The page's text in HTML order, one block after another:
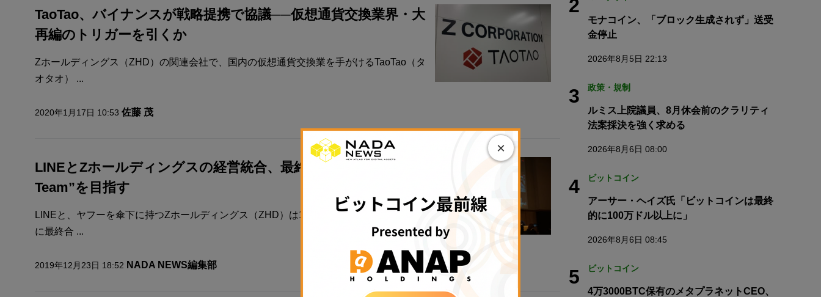
TaoTao、バイナンスが戦略提携で協議──仮想通貨交換業界・大
再編のトリガーを引くか
Zホールディングス（ZHD）の関連会社で、国内の仮想通貨交換業を手がけるTaoTao（タ
オタオ） ...
2020年1月17日 10:53 佐藤 茂
LINEとZホールディングスの経営統合、最終合意──“最強のOne
Team”を目指す
LINEと、ヤフーを傘下に持つZホールディングス（ZHD）は12月23日、経営統合すること
に最終合 ...
2019年12月23日 18:52 NADA NEWS編集部
2
モナコイン、「ブロック生成されず」送受
金停止
2026年8月5日 22:13
3 政策・規制
ルミス上院議員、8月休会前のクラリティ
法案採決を強く求める
2026年8月6日 08:00
4 ビットコイン
アーサー・ヘイズ氏「ビットコインは最終
的に100万ドル以上に」
2026年8月6日 08:45
5 ビットコイン
4万3000BTC保有のメタプラネットCEO、
×